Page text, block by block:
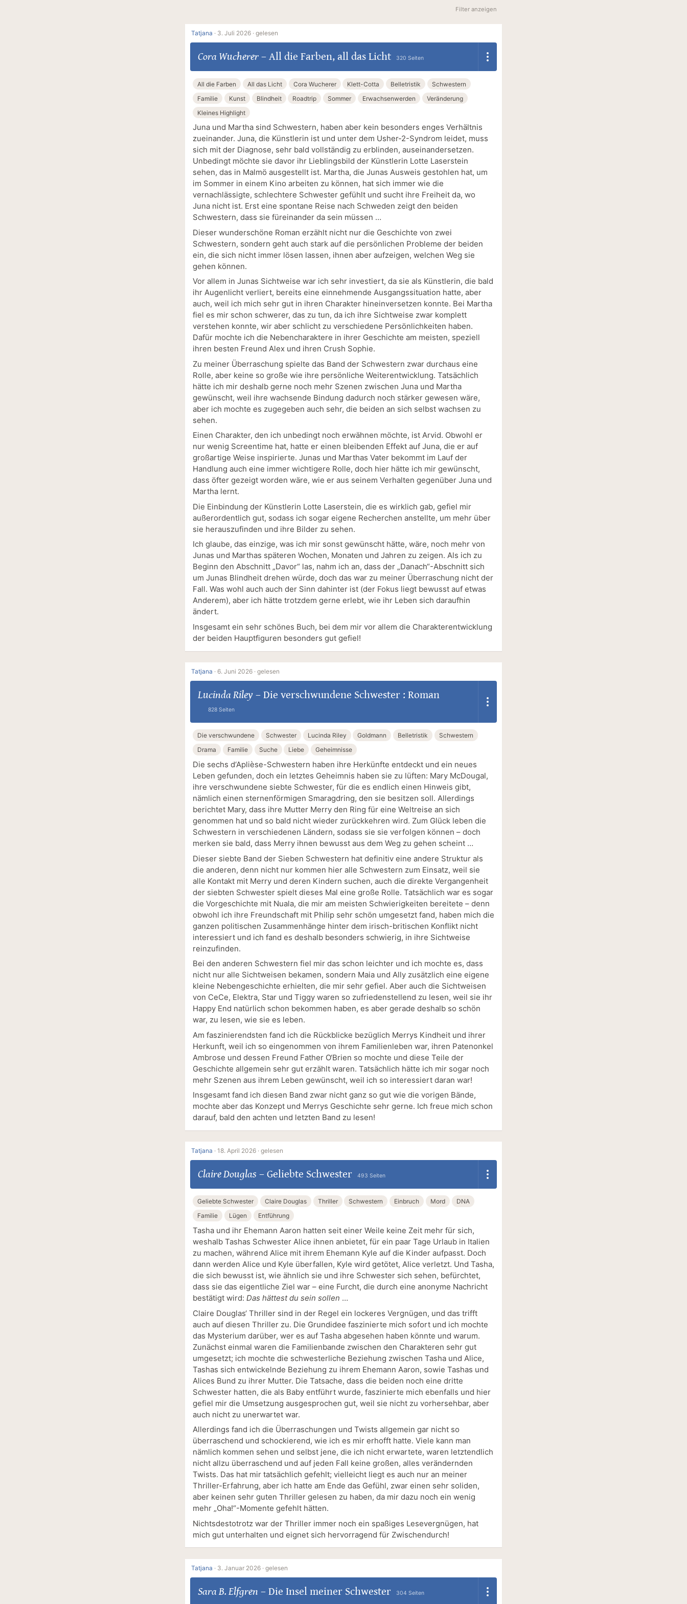
Filter anzeigen
Tatjana · 3. Juli 2026 · gelesen
Cora Wucherer– All die Farben, all das Licht 320 Seiten
All die Farben All das Licht Cora Wucherer Klett-Cotta Belletristik
Schwestern
Familie
Kunst Blindheit Roadtrip Sommer Erwachsenwerden
Veränderung
Kleines Highlight
Juna und Martha sind Schwestern, haben aber kein besonders enges Verhältnis
zueinander. Juna, die Künstlerin ist und unter dem Usher-2-Syndrom leidet, muss
sich mit der Diagnose, sehr bald vollständig zu erblinden, auseinandersetzen.
Unbedingt möchte sie davor ihr Lieblingsbild der Künstlerin Lotte Laserstein
sehen, das in Malmö ausgestellt ist. Martha, die Junas Ausweis gestohlen hat, um
im Sommer in einem Kino arbeiten zu können, hat sich immer wie die
vernachlässigte, schlechtere Schwester gefühlt und sucht ihre Freiheit da, wo
Juna nicht ist. Erst eine spontane Reise nach Schweden zeigt den beiden
Schwestern, dass sie füreinander da sein müssen …
Dieser wunderschöne Roman erzählt nicht nur die Geschichte von zwei
Schwestern, sondern geht auch stark auf die persönlichen Probleme der beiden
ein, die sich nicht immer lösen lassen, ihnen aber aufzeigen, welchen Weg sie
gehen können.
Vor allem in Junas Sichtweise war ich sehr investiert, da sie als Künstlerin, die bald
ihr Augenlicht verliert, bereits eine einnehmende Ausgangssituation hatte, aber
auch, weil ich mich sehr gut in ihren Charakter hineinversetzen konnte. Bei Martha
fiel es mir schon schwerer, das zu tun, da ich ihre Sichtweise zwar komplett
verstehen konnte, wir aber schlicht zu verschiedene Persönlichkeiten haben.
Dafür mochte ich die Nebencharaktere in ihrer Geschichte am meisten, speziell
ihren besten Freund Alex und ihren Crush Sophie.
Zu meiner Überraschung spielte das Band der Schwestern zwar durchaus eine
Rolle, aber keine so große wie ihre persönliche Weiterentwicklung. Tatsächlich
hätte ich mir deshalb gerne noch mehr Szenen zwischen Juna und Martha
gewünscht, weil ihre wachsende Bindung dadurch noch stärker gewesen wäre,
aber ich mochte es zugegeben auch sehr, die beiden an sich selbst wachsen zu
sehen.
Einen Charakter, den ich unbedingt noch erwähnen möchte, ist Arvid. Obwohl er
nur wenig Screentime hat, hatte er einen bleibenden Effekt auf Juna, die er auf
großartige Weise inspirierte. Junas und Marthas Vater bekommt im Lauf der
Handlung auch eine immer wichtigere Rolle, doch hier hätte ich mir gewünscht,
dass öfter gezeigt worden wäre, wie er aus seinem Verhalten gegenüber Juna und
Martha lernt.
Die Einbindung der Künstlerin Lotte Laserstein, die es wirklich gab, gefiel mir
außerordentlich gut, sodass ich sogar eigene Recherchen anstellte, um mehr über
sie herauszufinden und ihre Bilder zu sehen.
Ich glaube, das einzige, was ich mir sonst gewünscht hätte, wäre, noch mehr von
Junas und Marthas späteren Wochen, Monaten und Jahren zu zeigen. Als ich zu
Beginn den Abschnitt „Davor“ las, nahm ich an, dass der „Danach“-Abschnitt sich
um Junas Blindheit drehen würde, doch das war zu meiner Überraschung nicht der
Fall. Was wohl auch auch der Sinn dahinter ist (der Fokus liegt bewusst auf etwas
Anderem), aber ich hätte trotzdem gerne erlebt, wie ihr Leben sich daraufhin
ändert.
Insgesamt ein sehr schönes Buch, bei dem mir vor allem die Charakterentwicklung
der beiden Hauptfiguren besonders gut gefiel!
Tatjana · 6. Juni 2026 · gelesen
Lucinda Riley– Die verschwundene Schwester : Roman
828 Seiten
Die verschwundene Schwester Lucinda Riley Goldmann Belletristik
Schwestern
Drama
Familie Suche Liebe Geheimnisse
Die sechs d‘Aplièse-Schwestern haben ihre Herkünfte entdeckt und ein neues
Leben gefunden, doch ein letztes Geheimnis haben sie zu lüften: Mary McDougal,
ihre verschwundene siebte Schwester, für die es endlich einen Hinweis gibt,
nämlich einen sternenförmigen Smaragdring, den sie besitzen soll. Allerdings
berichtet Mary, dass ihre Mutter Merry den Ring für eine Weltreise an sich
genommen hat und so bald nicht wieder zurückkehren wird. Zum Glück leben die
Schwestern in verschiedenen Ländern, sodass sie sie verfolgen können – doch
merken sie bald, dass Merry ihnen bewusst aus dem Weg zu gehen scheint …
Dieser siebte Band der Sieben Schwestern hat definitiv eine andere Struktur als
die anderen, denn nicht nur kommen hier alle Schwestern zum Einsatz, weil sie
alle Kontakt mit Merry und deren Kindern suchen, auch die direkte Vergangenheit
der siebten Schwester spielt dieses Mal eine große Rolle. Tatsächlich war es sogar
die Vorgeschichte mit Nuala, die mir am meisten Schwierigkeiten bereitete – denn
obwohl ich ihre Freundschaft mit Philip sehr schön umgesetzt fand, haben mich die
ganzen politischen Zusammenhänge hinter dem irisch-britischen Konflikt nicht
interessiert und ich fand es deshalb besonders schwierig, in ihre Sichtweise
reinzufinden.
Bei den anderen Schwestern fiel mir das schon leichter und ich mochte es, dass
nicht nur alle Sichtweisen bekamen, sondern Maia und Ally zusätzlich eine eigene
kleine Nebengeschichte erhielten, die mir sehr gefiel. Aber auch die Sichtweisen
von CeCe, Elektra, Star und Tiggy waren so zufriedenstellend zu lesen, weil sie ihr
Happy End natürlich schon bekommen haben, es aber gerade deshalb so schön
war, zu lesen, wie sie es leben.
Am faszinierendsten fand ich die Rückblicke bezüglich Merrys Kindheit und ihrer
Herkunft, weil ich so eingenommen von ihrem Familienleben war, ihren Patenonkel
Ambrose und dessen Freund Father O‘Brien so mochte und diese Teile der
Geschichte allgemein sehr gut erzählt waren. Tatsächlich hätte ich mir sogar noch
mehr Szenen aus ihrem Leben gewünscht, weil ich so interessiert daran war!
Insgesamt fand ich diesen Band zwar nicht ganz so gut wie die vorigen Bände,
mochte aber das Konzept und Merrys Geschichte sehr gerne. Ich freue mich schon
darauf, bald den achten und letzten Band zu lesen!
Tatjana · 18. April 2026 · gelesen
Claire Douglas – Geliebte Schwester 493 Seiten
Geliebte Schwester Claire Douglas Thriller Schwestern Einbruch Mord
DNA
Familie
Lügen Entführung
Tasha und ihr Ehemann Aaron hatten seit einer Weile keine Zeit mehr für sich,
weshalb Tashas Schwester Alice ihnen anbietet, für ein paar Tage Urlaub in Italien
zu machen, während Alice mit ihrem Ehemann Kyle auf die Kinder aufpasst. Doch
dann werden Alice und Kyle überfallen, Kyle wird getötet, Alice verletzt. Und Tasha,
die sich bewusst ist, wie ähnlich sie und ihre Schwester sich sehen, befürchtet,
dass sie das eigentliche Ziel war – eine Furcht, die durch eine anonyme Nachricht
bestätigt wird: Das hättest du sein sollen …
Claire Douglas‘ Thriller sind in der Regel ein lockeres Vergnügen, und das trifft
auch auf diesen Thriller zu. Die Grundidee faszinierte mich sofort und ich mochte
das Mysterium darüber, wer es auf Tasha abgesehen haben könnte und warum.
Zunächst einmal waren die Familienbande zwischen den Charakteren sehr gut
umgesetzt; ich mochte die schwesterliche Beziehung zwischen Tasha und Alice,
Tashas sich entwickelnde Beziehung zu ihrem Ehemann Aaron, sowie Tashas und
Alices Bund zu ihrer Mutter. Die Tatsache, dass die beiden noch eine dritte
Schwester hatten, die als Baby entführt wurde, faszinierte mich ebenfalls und hier
gefiel mir die Umsetzung ausgesprochen gut, weil sie nicht zu vorhersehbar, aber
auch nicht zu unerwartet war.
Allerdings fand ich die Überraschungen und Twists allgemein gar nicht so
überraschend und schockierend, wie ich es mir erhofft hatte. Viele kann man
nämlich kommen sehen und selbst jene, die ich nicht erwartete, waren letztendlich
nicht allzu überraschend und auf jeden Fall keine großen, alles verändernden
Twists. Das hat mir tatsächlich gefehlt; vielleicht liegt es auch nur an meiner
Thriller-Erfahrung, aber ich hatte am Ende das Gefühl, zwar einen sehr soliden,
aber keinen sehr guten Thriller gelesen zu haben, da mir dazu noch ein wenig
mehr „Oha!“-Momente gefehlt hätten.
Nichtsdestotrotz war der Thriller immer noch ein spaßiges Lesevergnügen, hat
mich gut unterhalten und eignet sich hervorragend für Zwischendurch!
Tatjana · 3. Januar 2026 · gelesen
Sara B. Elfgren – Die Insel meiner Schwester 304 Seiten